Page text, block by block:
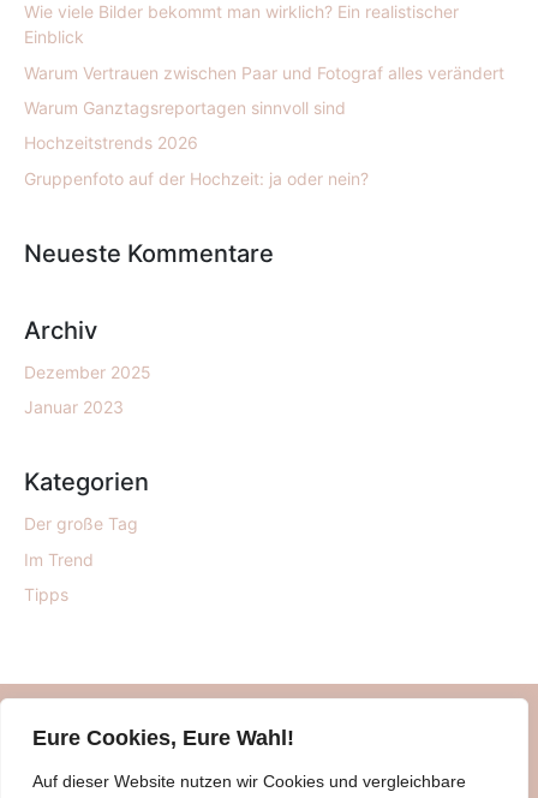
Eure Cookies, Eure Wahl!
Auf dieser Website nutzen wir Cookies und vergleichbare
Wie viele Bilder bekommt man wirklich? Ein realistischer
Einblick
Warum Vertrauen zwischen Paar und Fotograf alles verändert
Warum Ganztagsreportagen sinnvoll sind
Hochzeitstrends 2026
Gruppenfoto auf der Hochzeit: ja oder nein?
Neueste Kommentare
Archiv
Dezember 2025
Januar 2023
Kategorien
Der große Tag
Im Trend
Tipps